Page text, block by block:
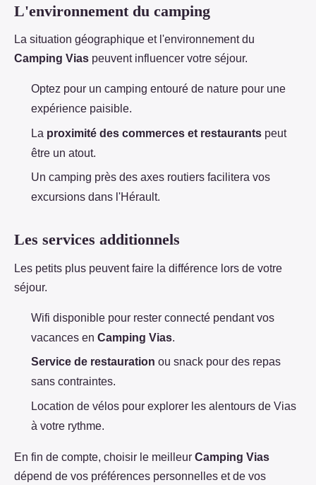
L'environnement du camping
La situation géographique et l'environnement du
Camping Vias peuvent influencer votre séjour.
Optez pour un camping entouré de nature pour une
expérience paisible.
La proximité des commerces et restaurants peut
être un atout.
Un camping près des axes routiers facilitera vos
excursions dans l'Hérault.
Les services additionnels
Les petits plus peuvent faire la différence lors de votre
séjour.
Wifi disponible pour rester connecté pendant vos
vacances en Camping Vias.
Service de restauration ou snack pour des repas
sans contraintes.
Location de vélos pour explorer les alentours de Vias
à votre rythme.
En fin de compte, choisir le meilleur Camping Vias
dépend de vos préférences personnelles et de vos